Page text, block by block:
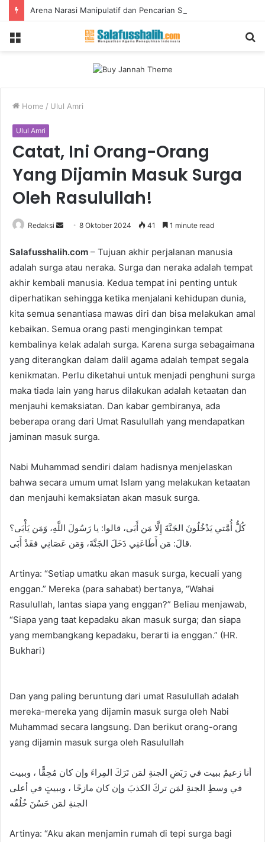
Home / Ulul Amri
Ulul Amri
Catat, Ini Orang-Orang
Yang Dijamin Masuk Surga
Oleh Rasulullah!
Redaksi
n
d
a
n
e
l
8 Oktober 2024 41 1 minute read
Salafusshalih.com – Tujuan akhir perjalanan manusia
adalah surga atau neraka. Surga dan neraka adalah tempat
akhir kembali manusia. Kedua tempat ini penting untuk
diperhatikan sehingga ketika menjalani kehidupan dunia,
kita semua senantiasa mawas diri dan bisa melakukan amal
kebaikan. Semua orang pasti menginginkan tempat
kembalinya kelak adalah surga. Karena surga sebagaimana
yang diterangkan dalam dalil agama adalah tempat segala
kenikmatan. Perlu diketahui untuk menjadi penghuni surga
maka tiada lain yang harus dilakukan adalah ketaatan dan
menjauhi kemaksiatan. Dan kabar gembiranya, ada
beberapa orang dari Umat Rasulullah yang mendapatkan
jaminan masuk surga.
Nabi Muhammad sendiri dalam hadisnya menjelaskan
bahwa secara umum umat Islam yang melakukan ketaatan
dan menjauhi kemaksiatan akan masuk surga.
كُلُّ أُمَّتي يَدْخُلُونَ الجَنَّةَ إِلَّا مَن أَبَى، قالوا: يا رَسُولَ اللَّهِ، وَمَن يَأْبَى؟
قالَ: مَن أَطَاعَنِي دَخَلَ الجَنَّةَ، وَمَن عَصَانِي فقَدْ أَبَى.
Artinya: “Setiap umatku akan masuk surga, kecuali yang
enggan.” Mereka (para sahabat) bertanya, “Wahai
Rasulullah, lantas siapa yang enggan?” Beliau menjawab,
“Siapa yang taat kepadaku akan masuk surga; dan siapa
yang membangkang kepadaku, berarti ia enggan.” (HR.
Bukhari)
Dan yang paling beruntung dari umat Rasulullah adalah
mereka-mereka yang dijamin masuk surga oleh Nabi
Muhammad secara langsung. Dan berikut orang-orang
yang dijamin masuk surga oleh Rasulullah
أنا زعيمٌ ببيت في رَبَضِ الجنةِ لمَن تَرَكَ المِراءَ وإن كان مُحِقًّا ، وببيت
في وسطِ الجنةِ لمَن تركَ الكذبَ وإن كان مازحًا ، وببيتٍ في أعلى
الجنةِ لمَن حَسُنَ خُلُقُه
Artinya: “Aku akan menjamin rumah di tepi surga bagi